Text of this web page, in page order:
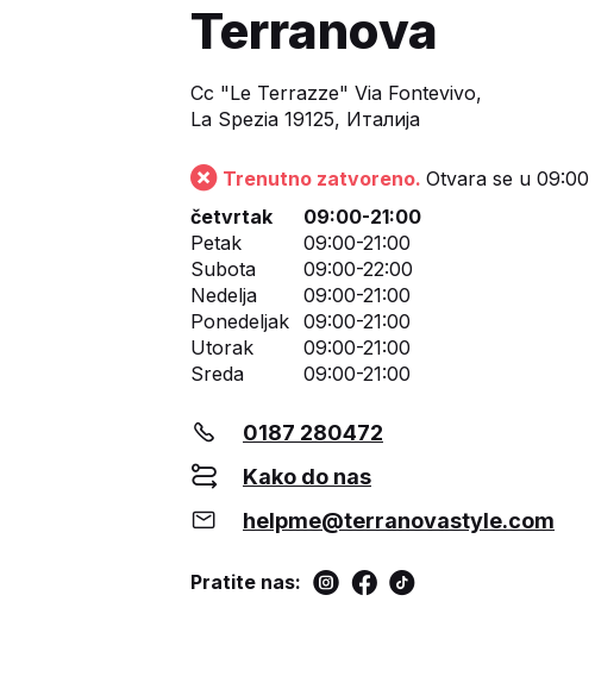
Terranova
Cc "Le Terrazze" Via Fontevivo,
La Spezia 19125, Италија
Trenutno zatvoreno. Otvara se u 09:00
četvrtak
09:00-21:00
Petak
09:00-21:00
Subota
09:00-22:00
Nedelja
09:00-21:00
Ponedeljak 09:00-21:00
Utorak
09:00-21:00
Sreda
09:00-21:00
0187 280472
Kako do nas
helpme@terranovastyle.com
Pratite nas: